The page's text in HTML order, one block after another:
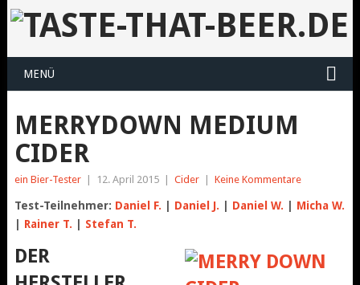
MENÜ
MERRYDOWN MEDIUM
CIDER
ein Bier-Tester 12. April 2015 Cider Keine Kommentare
Test-Teilnehmer: Daniel F. Daniel J. Daniel W.
Micha W.
Rainer T. Stefan T.
DER